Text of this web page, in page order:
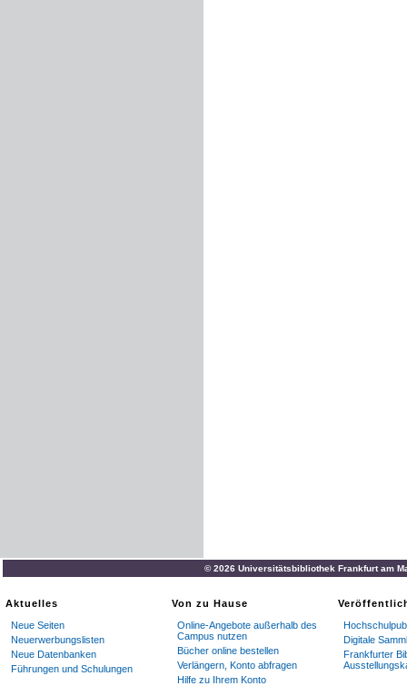
© 2026 Universitätsbibliothek Frankfurt am
Aktuelles
Neue Seiten
Neuerwerbungslisten
Neue Datenbanken
Führungen und Schulungen
Von zu Hause
Online-Angebote außerhalb des
Campus nutzen
Bücher online bestellen
Verlängern, Konto abfragen
Hilfe zu Ihrem Konto
Digitale
Frankfurter